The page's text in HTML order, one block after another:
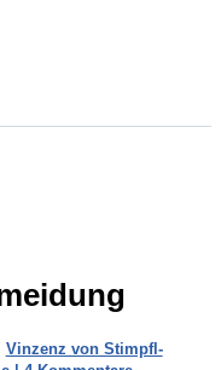
Vinzenz von Stimpfl-